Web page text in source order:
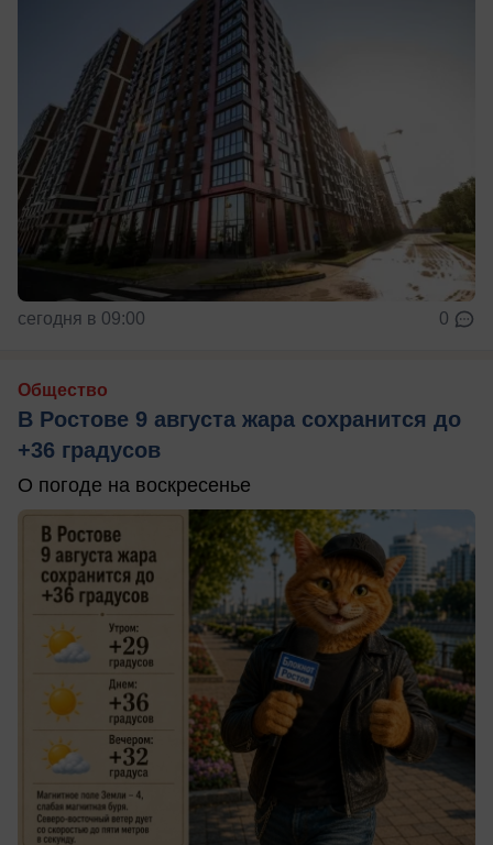
сегодня в 09:00 0
Общество
В Ростове 9 августа жара сохранится до
+36 градусов
О погоде на воскресенье